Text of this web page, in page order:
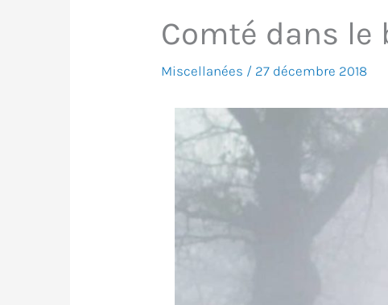
Comté dans le
Miscellanées / 27 décembre 2018